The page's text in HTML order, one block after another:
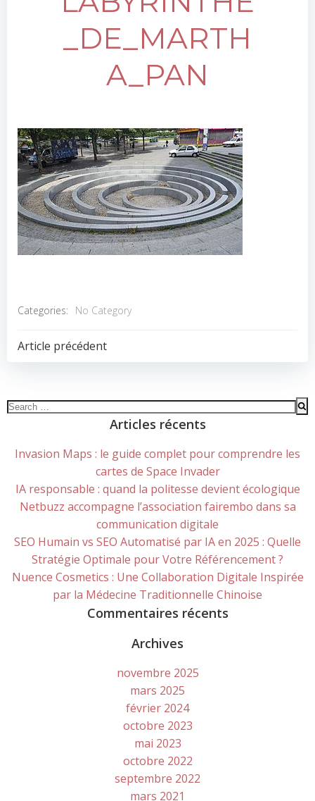
_DE_MARTH
A_PAN
Categories: No Category
POST
Article précédent
Search
Articles récents
Invasion Maps : le guide complet pour comprendre les
cartes de Space Invader
IA responsable : quand la politesse devient écologique
Netbuzz accompagne l’association fairembo dans sa
communication digitale
SEO Humain vs SEO Automatisé par IA en 2025 : Quelle
Stratégie Optimale pour Votre Référencement ?
Nuence Cosmetics : Une Collaboration Digitale Inspirée
par la Médecine Traditionnelle Chinoise
Commentaires récents
Archives
novembre 2025
mars 2025
février 2024
octobre 2023
mai 2023
octobre 2022
septembre 2022
mars 2021